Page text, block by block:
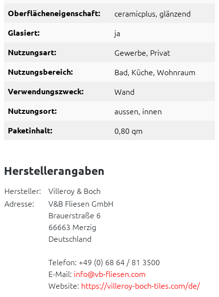
Oberflächeneigenschaft: ceramicplus, glänzend
Glasiert: ja
Nutzungsart: Gewerbe, Privat
Nutzungsbereich: Bad, Küche, Wohnraum
Verwendungszweck: Wand
Nutzungsort: aussen, innen
Paketinhalt: 0,80 qm
Herstellerangaben
Hersteller:
Villeroy & Boch
Adresse:
V&B Fliesen GmbH
Brauerstraße 6
66663 Merzig
Deutschland
Telefon: +49 (0) 68 64 / 81 3500
E-Mail: info@vb-fliesen.com
Website: https://villeroy-boch-tiles.com/de/